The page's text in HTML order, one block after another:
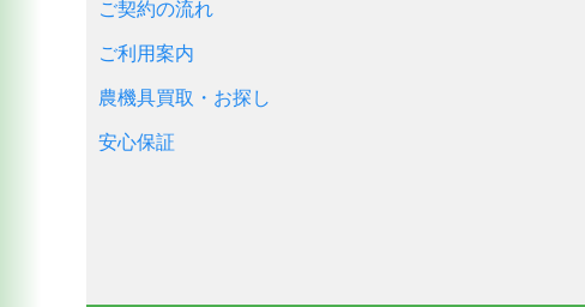
ご契約の流れ
ご利用案内
農機具買取・お探し
安心保証